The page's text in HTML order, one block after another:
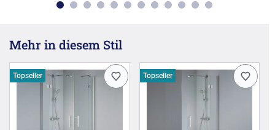
Mehr in diesem Stil
Topseller Topseller